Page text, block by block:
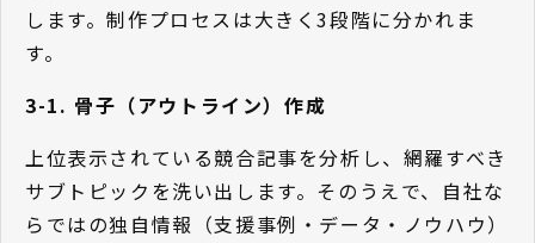
します。制作プロセスは大きく3段階に分かれま
す。
3-1. 骨子（アウトライン）作成
上位表示されている競合記事を分析し、網羅すべき
サブトピックを洗い出します。そのうえで、自社な
らではの独自情報（支援事例・データ・ノウハウ）